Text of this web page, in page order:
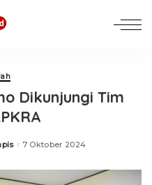
Dikunjungi Tim
7 Oktober 2024